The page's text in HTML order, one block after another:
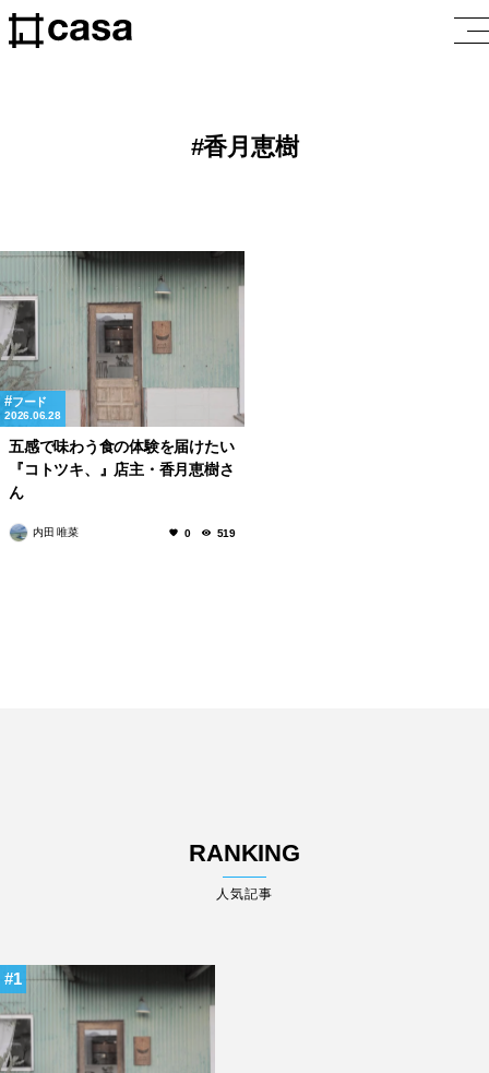
香月恵樹
フード
2026.06.28
五感で味わう食の体験を届けたい
『コトツキ、』店主・香月恵樹さ
ん
内田 唯菜 0 519
RANKING
人気記事
1